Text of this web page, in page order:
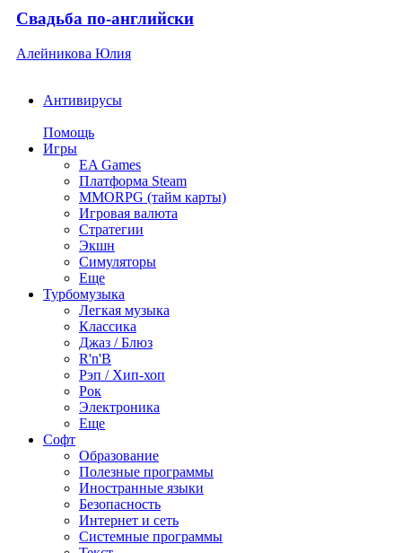
Свадьба по-английски
Алейникова Юлия
Антивирусы
Помощь
Игры
EA Games
Платформа Steam
MMORPG (тайм карты)
Игровая валюта
Стратегии
Экшн
Симуляторы
Еще
Турбомузыка
Легкая музыка
Классика
Джаз / Блюз
R'n'B
Рэп / Хип-хоп
Рок
Электроника
Еще
Софт
Образование
Полезные программы
Иностранные языки
Безопасность
Интернет и сеть
Системные программы